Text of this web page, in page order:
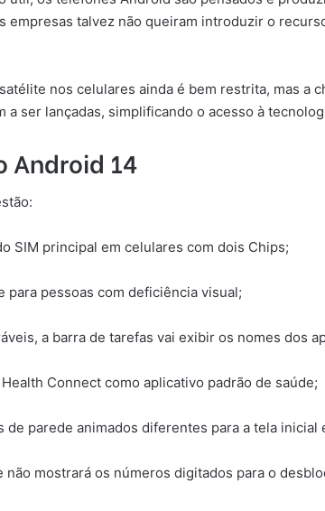
empresas talvez não queiram introduzir o
nos celulares ainda é bem restrita, mas
a ser lançadas, simplificando o acesso à
Android 14
SIM principal em celulares com dois Chips;
para pessoas com deficiência visual;
a barra de tarefas vai exibir os nomes dos
Connect como aplicativo padrão de saúde;
de parede animados diferentes para a tela inicial
não mostrará os números digitados para o